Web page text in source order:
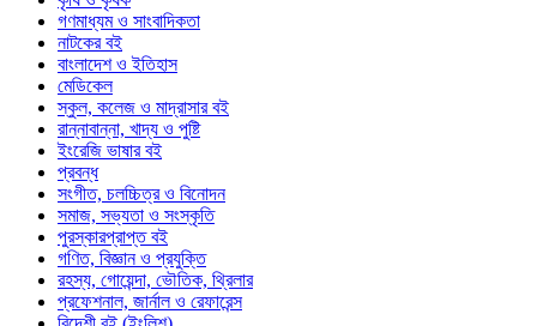
গণমাধ্যম ও সাংবাদিকতা
নাটকের বই
বাংলাদেশ ও ইতিহাস
মেডিকেল
স্কুল, কলেজ ও মাদ্রাসার বই
রান্নাবান্না, খাদ্য ও পুষ্টি
ইংরেজি ভাষার বই
প্রবন্ধ
সংগীত, চলচ্চিত্র ও বিনোদন
সমাজ, সভ্যতা ও সংস্কৃতি
পুরস্কারপ্রাপ্ত বই
গণিত, বিজ্ঞান ও প্রযুক্তি
রহস্য, গোয়েন্দা, ভৌতিক, থ্রিলার
প্রফেশনাল, জার্নাল ও রেফারেন্স